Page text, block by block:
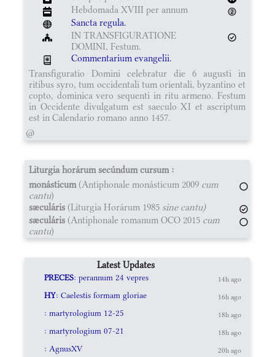
Hebdomada XVIII per annum
Sancta regula.
IN TRANSFIGURATIONE
DOMINI, Festum.
Commentarium evangelii.
Transfiguratio Domini celebratur die 6 augusti in
ritibus syro, tum occidentali tum orientali, byzantino et
copto, dominica vero sequenti in ritu armeno. Festum
in Occidente divulgatum est saeculo XI et ascriptum
est in Calendario romano anno 1457.
@
Liturgia horárum secúndum cursum :
monásticum(Antiphonale monásticum 2009 cum
cantu)
sæculáris (Liturgia Horárum 1985 sine cantu)
sæculáris (Antiphonale romanum OCO 2015 cum
cantu)
Latest Updates
PRECES: perannum 24 vepres 14h ago
HY: Caelestis formam gloriae 16h ago
: martyrologium 12-25 18h ago
: martyrologium 07-21 18h ago
: AgnusXV 20h ago